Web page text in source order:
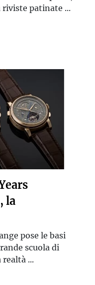
patinate ...
la
pose le basi
scuola di
realtà ...